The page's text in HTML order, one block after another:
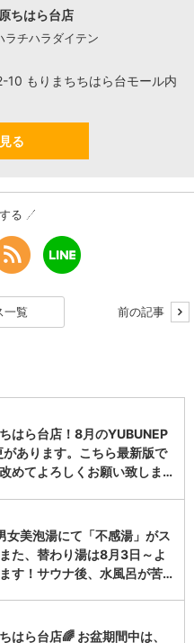
ちはら台店
ラチハラダイテン
10 もりまちちはら台モール内
る
る
一覧 前の記事
はら台店！8月のYUBUNEP
あります。こちら最新版で
めてよろしくお願い致しま…
女美泡湯にて「不感湯」がス
た、替わり湯は8月3日～よ
す！サウナ後、水風呂が苦…
はら台店🌈 お盆期間中は、